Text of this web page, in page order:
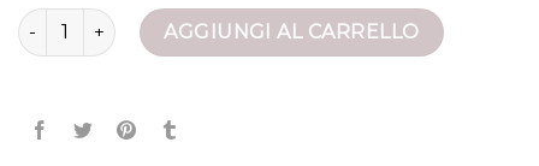
giacca sahariana uomo quantitàAGGIUNGI AL CARRELLO